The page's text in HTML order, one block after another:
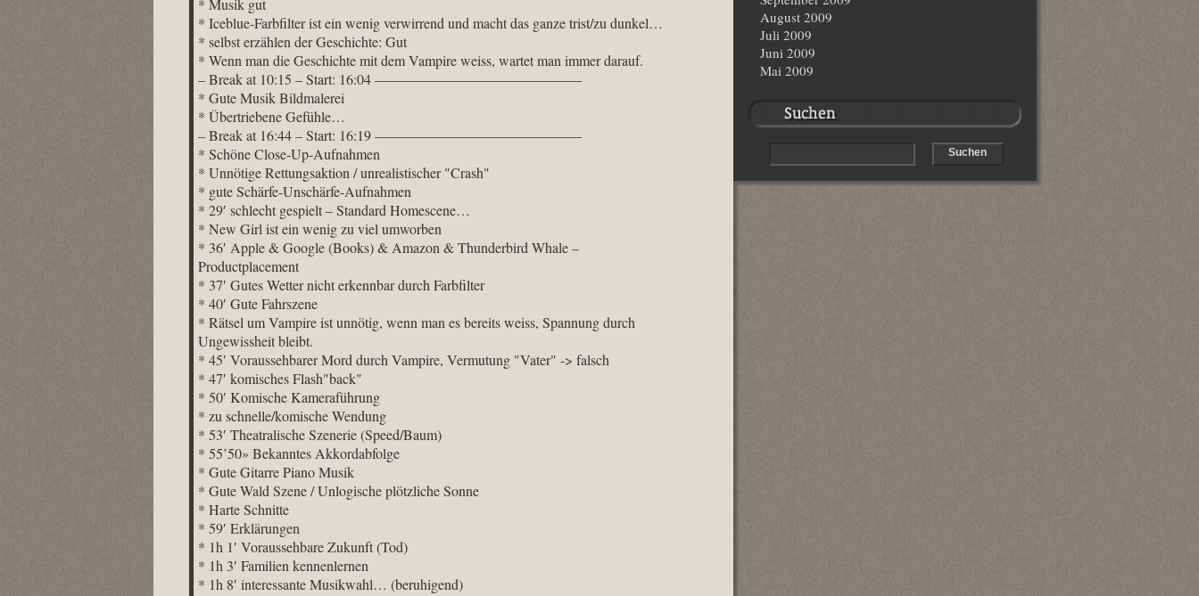
* Iceblue-Farbfilter ist ein wenig verwirrend und macht das ganze trist/zu dunkel…
* selbst erzählen der Geschichte: Gut
* Wenn man die Geschichte mit dem Vampire weiss, wartet man immer darauf.
– Break at 10:15 – Start: 16:04 ——————————————–
* Gute Musik Bildmalerei
* Übertriebene Gefühle…
– Break at 16:44 – Start: 16:19 ——————————————–
* Schöne Close-Up-Aufnahmen
* Unnötige Rettungsaktion / unrealistischer "Crash"
* gute Schärfe-Unschärfe-Aufnahmen
* 29′ schlecht gespielt – Standard Homescene…
* New Girl ist ein wenig zu viel umworben
* 36′ Apple & Google (Books) & Amazon & Thunderbird Whale –
Productplacement
* 37′ Gutes Wetter nicht erkennbar durch Farbfilter
* 40′ Gute Fahrszene
* Rätsel um Vampire ist unnötig, wenn man es bereits weiss, Spannung durch
Ungewissheit bleibt.
* 45′ Voraussehbarer Mord durch Vampire, Vermutung "Vater" -> falsch
* 47′ komisches Flash"back"
* 50′ Komische Kameraführung
* zu schnelle/komische Wendung
* 53′ Theatralische Szenerie (Speed/Baum)
* 55’50» Bekanntes Akkordabfolge
* Gute Gitarre Piano Musik
* Gute Wald Szene / Unlogische plötzliche Sonne
* Harte Schnitte
* 59′ Erklärungen
* 1h 1′ Voraussehbare Zukunft (Tod)
* 1h 3′ Familien kennenlernen
* 1h 8′ interessante Musikwahl… (beruhigend)
August 2009
Juli 2009
Juni 2009
Mai 2009